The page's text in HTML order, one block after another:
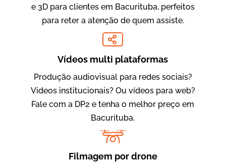
Amigo Edu
e 3D para clientes em Bacurituba, perfeitos
para reter a atenção de quem assiste.
Vídeos multi plataformas
Produção audiovisual para redes sociais?
Videos institucionais? Ou vídeos para web?
Fale com a DP2 e tenha o melhor preço em
Bacurituba.
Filmagem por drone